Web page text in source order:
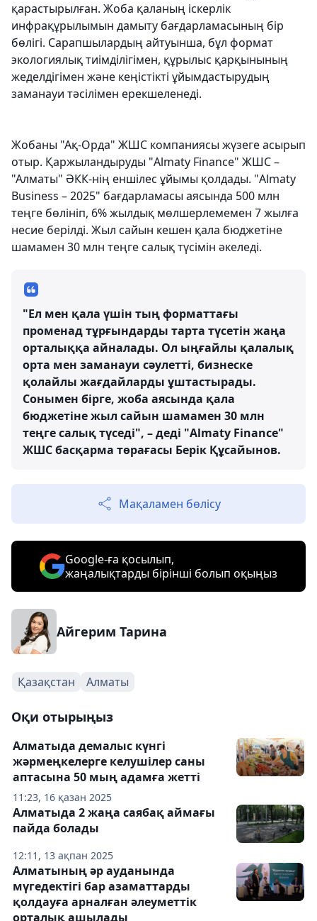
қарастырылған. Жоба қаланың іскерлік
инфрақұрылымын дамыту бағдарламасының бір
бөлігі. Сарапшылардың айтуынша, бұл формат
экологиялық тиімділігімен, құрылыс қарқынының
жеделдігімен және кеңістікті ұйымдастырудың
заманауи тәсілімен ерекшеленеді.
Жобаны "Ақ-Орда" ЖШС компаниясы жүзеге асырып
отыр. Қаржыландыруды "Almaty Finance" ЖШС –
"Алматы" ӘКК-нің еншілес ұйымы қолдады. "Almaty
Business – 2025" бағдарламасы аясында 500 млн
теңге бөлініп, 6% жылдық мөлшерлемемен 7 жылға
несие берілді. Жыл сайын кешен қала бюджетіне
шамамен 30 млн теңге салық түсімін әкеледі.
"Ел мен қала үшін тың форматтағы
променад тұрғындарды тарта түсетін жаңа
орталыққа айналады. Ол ыңғайлы қалалық
орта мен заманауи сәулетті, бизнеске
қолайлы жағдайларды ұштастырады.
Сонымен бірге, жоба аясында қала
бюджетіне жыл сайын шамамен 30 млн
теңге салық түседі", – деді "Almaty Finance"
ЖШС басқарма төрағасы Берік Құсайынов.
Мақаламен бөлісу
Google-ға қосылып,
жаңалықтарды бірінші болып оқыңыз
Айгерим Тарина
Қазақстан Алматы
Оқи отырыңыз
11:23, 16 қазан 2025
Алматыда демалыс күнгі
жәрмеңкелерге келушілер саны
аптасына 50 мың адамға жетті
12:11, 13 ақпан 2025
Алматыда 2 жаңа саябақ аймағы
пайда болады
Алматының әр ауданында
мүгедектігі бар азаматтарды
қолдауға арналған әлеуметтік
орталық ашылады